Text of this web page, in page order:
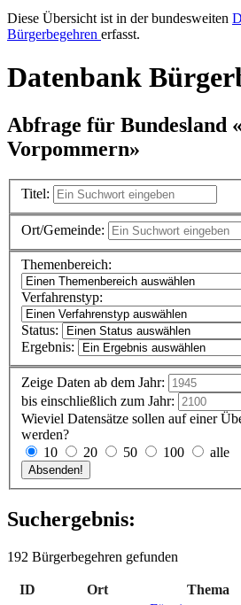
Diese Übersicht ist in der bundesweiten
Bürgerbegehren erfasst.
Datenbank
Abfrage für Bundesland
Vorpommern»
Titel:
Ort/Gemeinde:
Themenbereich:
Verfahrenstyp:
Status:
Ergebnis:
Zeige Daten ab dem Jahr:
bis einschließlich zum Jahr:
Wieviel Datensätze sollen auf einer
werden?
10
20 50 100 alle
Suchergebnis:
192 Bürgerbegehren gefunden
ID Ort Thema